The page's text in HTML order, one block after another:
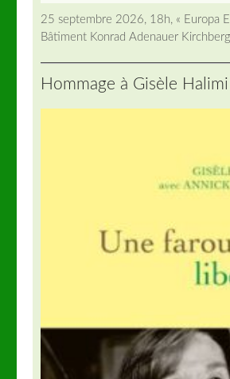
25 septembre 2026, 18h, « Europa
Bâtiment Konrad Adenauer Kirchberg
Hommage à Gisèle Halimi